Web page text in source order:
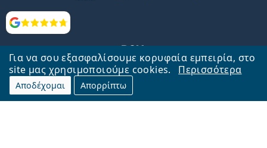
Για να σου εξασφαλίσουμε κορυφαία εμπειρία, στο
site μας χρησιμοποιούμε cookies.
Περισσότερα
Αποδέχομαι Απορρίπτω
Αξιολογήσεις
Επιστροφή στην αρχική σελίδα